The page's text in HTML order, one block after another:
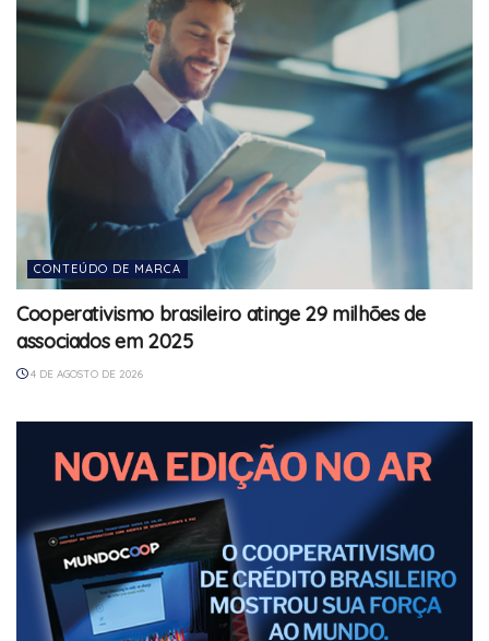
CONTEÚDO DE MARCA
Cooperativismo brasileiro atinge 29 milhões de
associados em 2025
4 DE AGOSTO DE 2026